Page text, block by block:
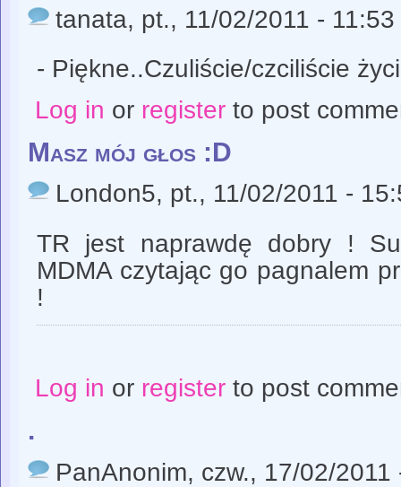
tanata, pt., 11/02/2011 - 11:53
- Piękne..Czuliście/czciliście
Log in or registerto post
Masz mój głos :D
London5, pt., 11/02/2011 -
TR jest naprawdę dobry !
MDMA czytając go pagnalem
!
Log in or registerto post
.
PanAnonim, czw., 17/02/2011